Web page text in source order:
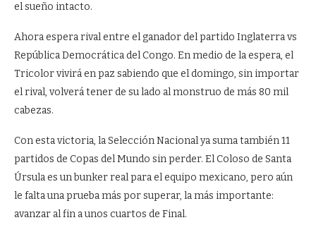
el sueño intacto.
Ahora espera rival entre el ganador del partido Inglaterra vs
República Democrática del Congo. En medio de la espera, el
Tricolor vivirá en paz sabiendo que el domingo, sin importar
el rival, volverá tener de su lado al monstruo de más 80 mil
cabezas.
Con esta victoria, la Selección Nacional ya suma también 11
partidos de Copas del Mundo sin perder. El Coloso de Santa
Úrsula es un bunker real para el equipo mexicano, pero aún
le falta una prueba más por superar, la más importante:
avanzar al fin a unos cuartos de Final.